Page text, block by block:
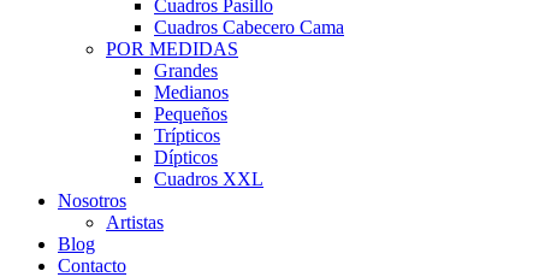
Cuadros Pasillo
Cuadros Cabecero Cama
POR MEDIDAS
Grandes
Medianos
Pequeños
Trípticos
Dípticos
Cuadros XXL
Nosotros
Artistas
Blog
Contacto